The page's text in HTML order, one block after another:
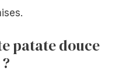
patate douce